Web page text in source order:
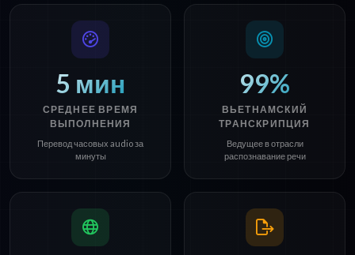
5 мин
СРЕДНЕЕ ВРЕМЯ
ВЫПОЛНЕНИЯ
Перевод часовых audio за
минуты
99%
ВЬЕТНАМСКИЙ
ТРАНСКРИПЦИЯ
Ведущее в отрасли
распознавание речи